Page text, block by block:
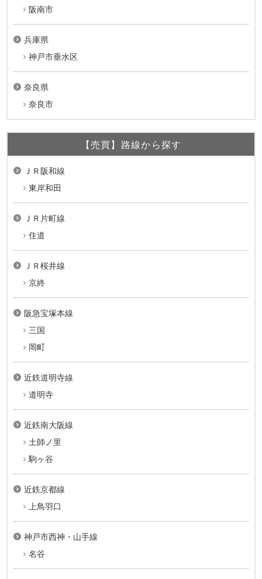
阪南市
兵庫県
神戸市垂水区
奈良県
奈良市
【売買】路線から探す
ＪＲ阪和線
東岸和田
ＪＲ片町線
住道
ＪＲ桜井線
京終
阪急宝塚本線
三国
岡町
近鉄道明寺線
道明寺
近鉄南大阪線
土師ノ里
駒ヶ谷
近鉄京都線
上鳥羽口
神戸市西神・山手線
名谷